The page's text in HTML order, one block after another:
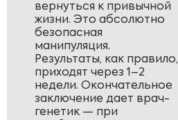
вернуться к привычной
жизни. Это абсолютно
безопасная
манипуляция.
Результаты, как правило,
приходят через 1–2
недели. Окончательное
заключение дает врач-
генетик — при